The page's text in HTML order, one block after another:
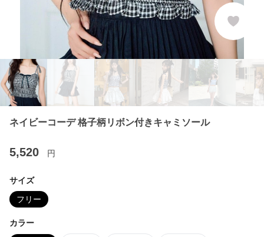
ネイビーコーデ 格子柄リボン付きキャミソール
5,520 円
サイズ
フリー
カラー